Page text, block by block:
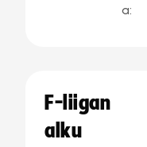
a:
F-liigan
alku